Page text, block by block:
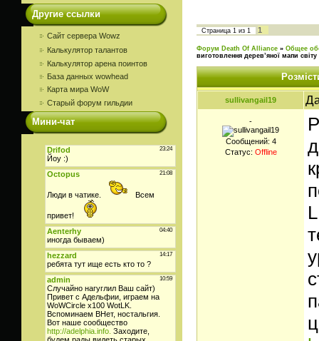
Другие ссылки
Сайт сервера Wowz
Калькулятор талантов
Калькулятор арена поинтов
База данных wowhead
Карта мира WoW
Старый форум гильдии
Мини-чат
Страница 1 из 1 1
Форум Death Of Alliance » Общее
виготовлення дерев’яної мапи світу
sullivangail19
-
Сообщений: 4
Статус: Offline